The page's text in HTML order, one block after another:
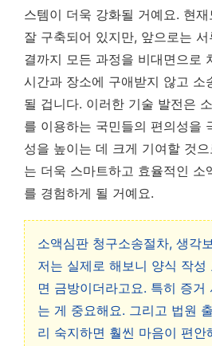
스템이 더욱 강화될 거예요. 현
잘 구축되어 있지만, 앞으로는
결까지 모든 과정을 비대면으로
시간과 장소에 구애받지 않고 소
될 겁니다. 이러한 기술 발전은
를 이용하는 국민들의 편의성을
성을 높이는 데 크게 기여할 것
는 더욱 스마트하고 효율적인 소
를 경험하게 될 거예요.
소액심판 청구소송절차, 생각
저는 실제로 해보니 양식 작성
면 금방이더라고요. 특히 증거
는 게 중요해요. 그리고 법원
리 숙지하면 훨씬 마음이 편안